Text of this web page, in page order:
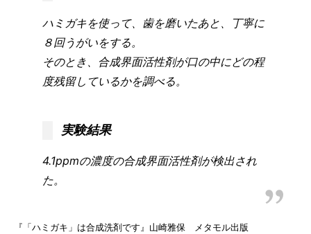
ハミガキを使って、歯を磨いたあと、丁寧に
８回うがいをする。
そのとき、合成界面活性剤が口の中にどの程
度残留しているかを調べる。
実験結果
4.1ppmの濃度の合成界面活性剤が検出され
た。
『「ハミガキ」は合成洗剤です』山崎雅保 メタモル出版